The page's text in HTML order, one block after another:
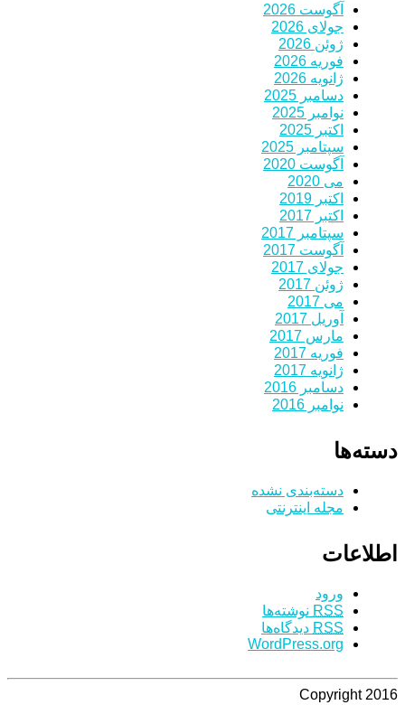
آگوست 2026
جولای 2026
ژوئن 2026
فوریه 2026
ژانویه 2026
دسامبر 2025
نوامبر 2025
اکتبر 2025
سپتامبر 2025
آگوست 2020
می 2020
اکتبر 2019
اکتبر 2017
سپتامبر 2017
آگوست 2017
جولای 2017
ژوئن 2017
می 2017
آوریل 2017
مارس 2017
فوریه 2017
ژانویه 2017
دسامبر 2016
نوامبر 2016
دسته‌ها
دسته‌بندی نشده
مجله اینترنتی
اطلاعات
ورود
RSS نوشته‌ها
RSS دیدگاه‌ها
WordPress.org
Copyright 2016